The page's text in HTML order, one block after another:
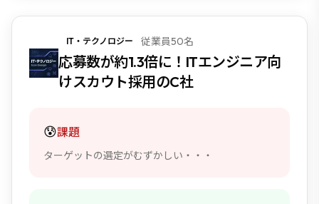
IT・テクノロジー 従業員50名
応募数が約1.3倍に！ITエンジニア向
けスカウト採用のC社
😰課題
ターゲットの選定がむずかしい・・・